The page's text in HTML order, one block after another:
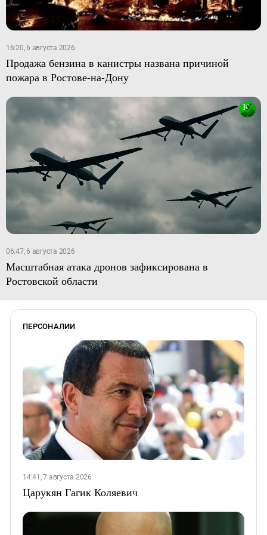
16:20, 6 августа 2026
Продажа бензина в канистры названа причиной
пожара в Ростове-на-Дону
06:47, 6 августа 2026
Масштабная атака дронов зафиксирована в
Ростовской области
ПЕРСОНАЛИИ
14:41, 7 августа 2026
Царукян Гагик Коляевич